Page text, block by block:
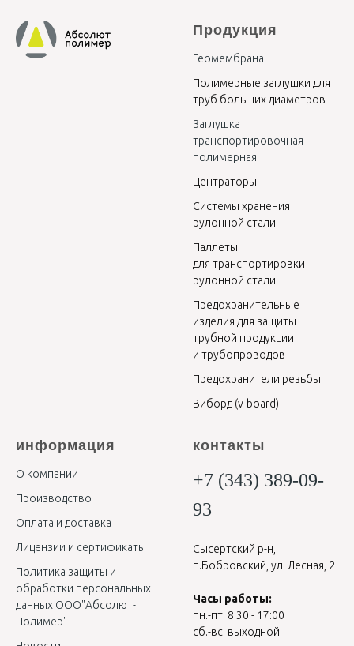
Продукция
Полимерные заглушки для
Заглушка
транспортировочная
Системы хранения
Паллеты
для транспортировки
Предохранительные
изделия для защиты
трубной продукции
информация
Политика защиты и
обработки персональных
данных ООО"Абсолют-
+7 (343) 389-09-
93
Сысертский р-н,
Часы работы:
пн.-пт. 8:30 - 17:00